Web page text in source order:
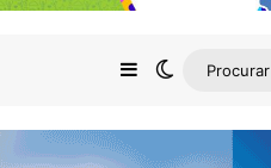
Barra Lateral
Switch skin